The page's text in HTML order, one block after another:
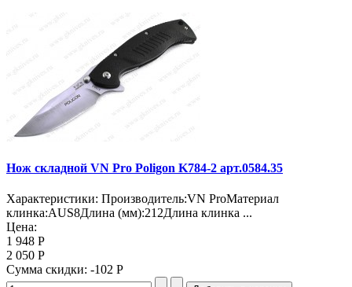
Нож складной VN Pro Poligon K784-2 арт.0584.35
Характеристики: Производитель:VN ProМатериал
клинка:AUS8Длина (мм):212Длина клинка ...
Цена:
1 948 Р
2 050 Р
Сумма скидки: -102 Р